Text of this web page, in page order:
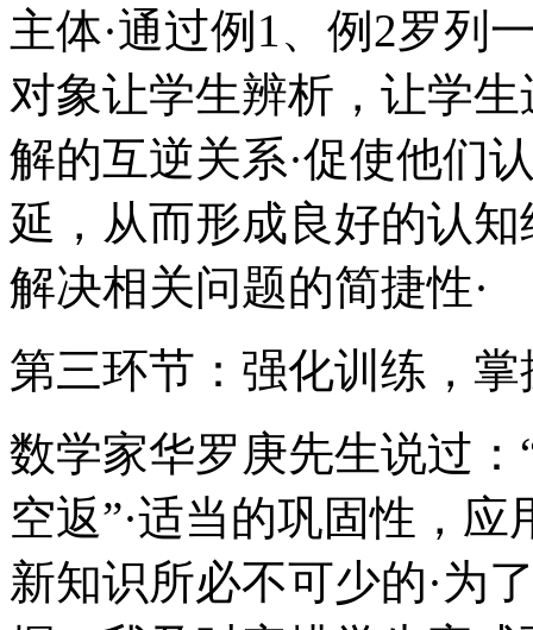
主体·通过例1、例2罗列
对象让学生辨析，让学
解的互逆关系·促使他们
延，从而形成良好的认
解决相关问题的简捷性·
第三环节：强化训练，掌
数学家华罗庚先生说过
空返”·适当的巩固性，
新知识所必不可少的·为